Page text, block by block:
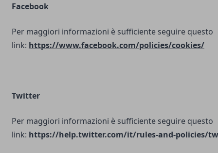
Facebook
Per maggiori informazioni è sufficiente seguire questo
link: https://www.facebook.com/policies/cookies/
Twitter
Per maggiori informazioni è sufficiente seguire questo
link: https://help.twitter.com/it/rules-and-policies/